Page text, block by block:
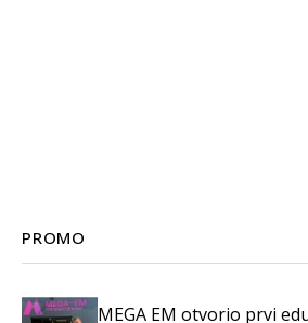
PROMO
MEGA EM otvorio prvi